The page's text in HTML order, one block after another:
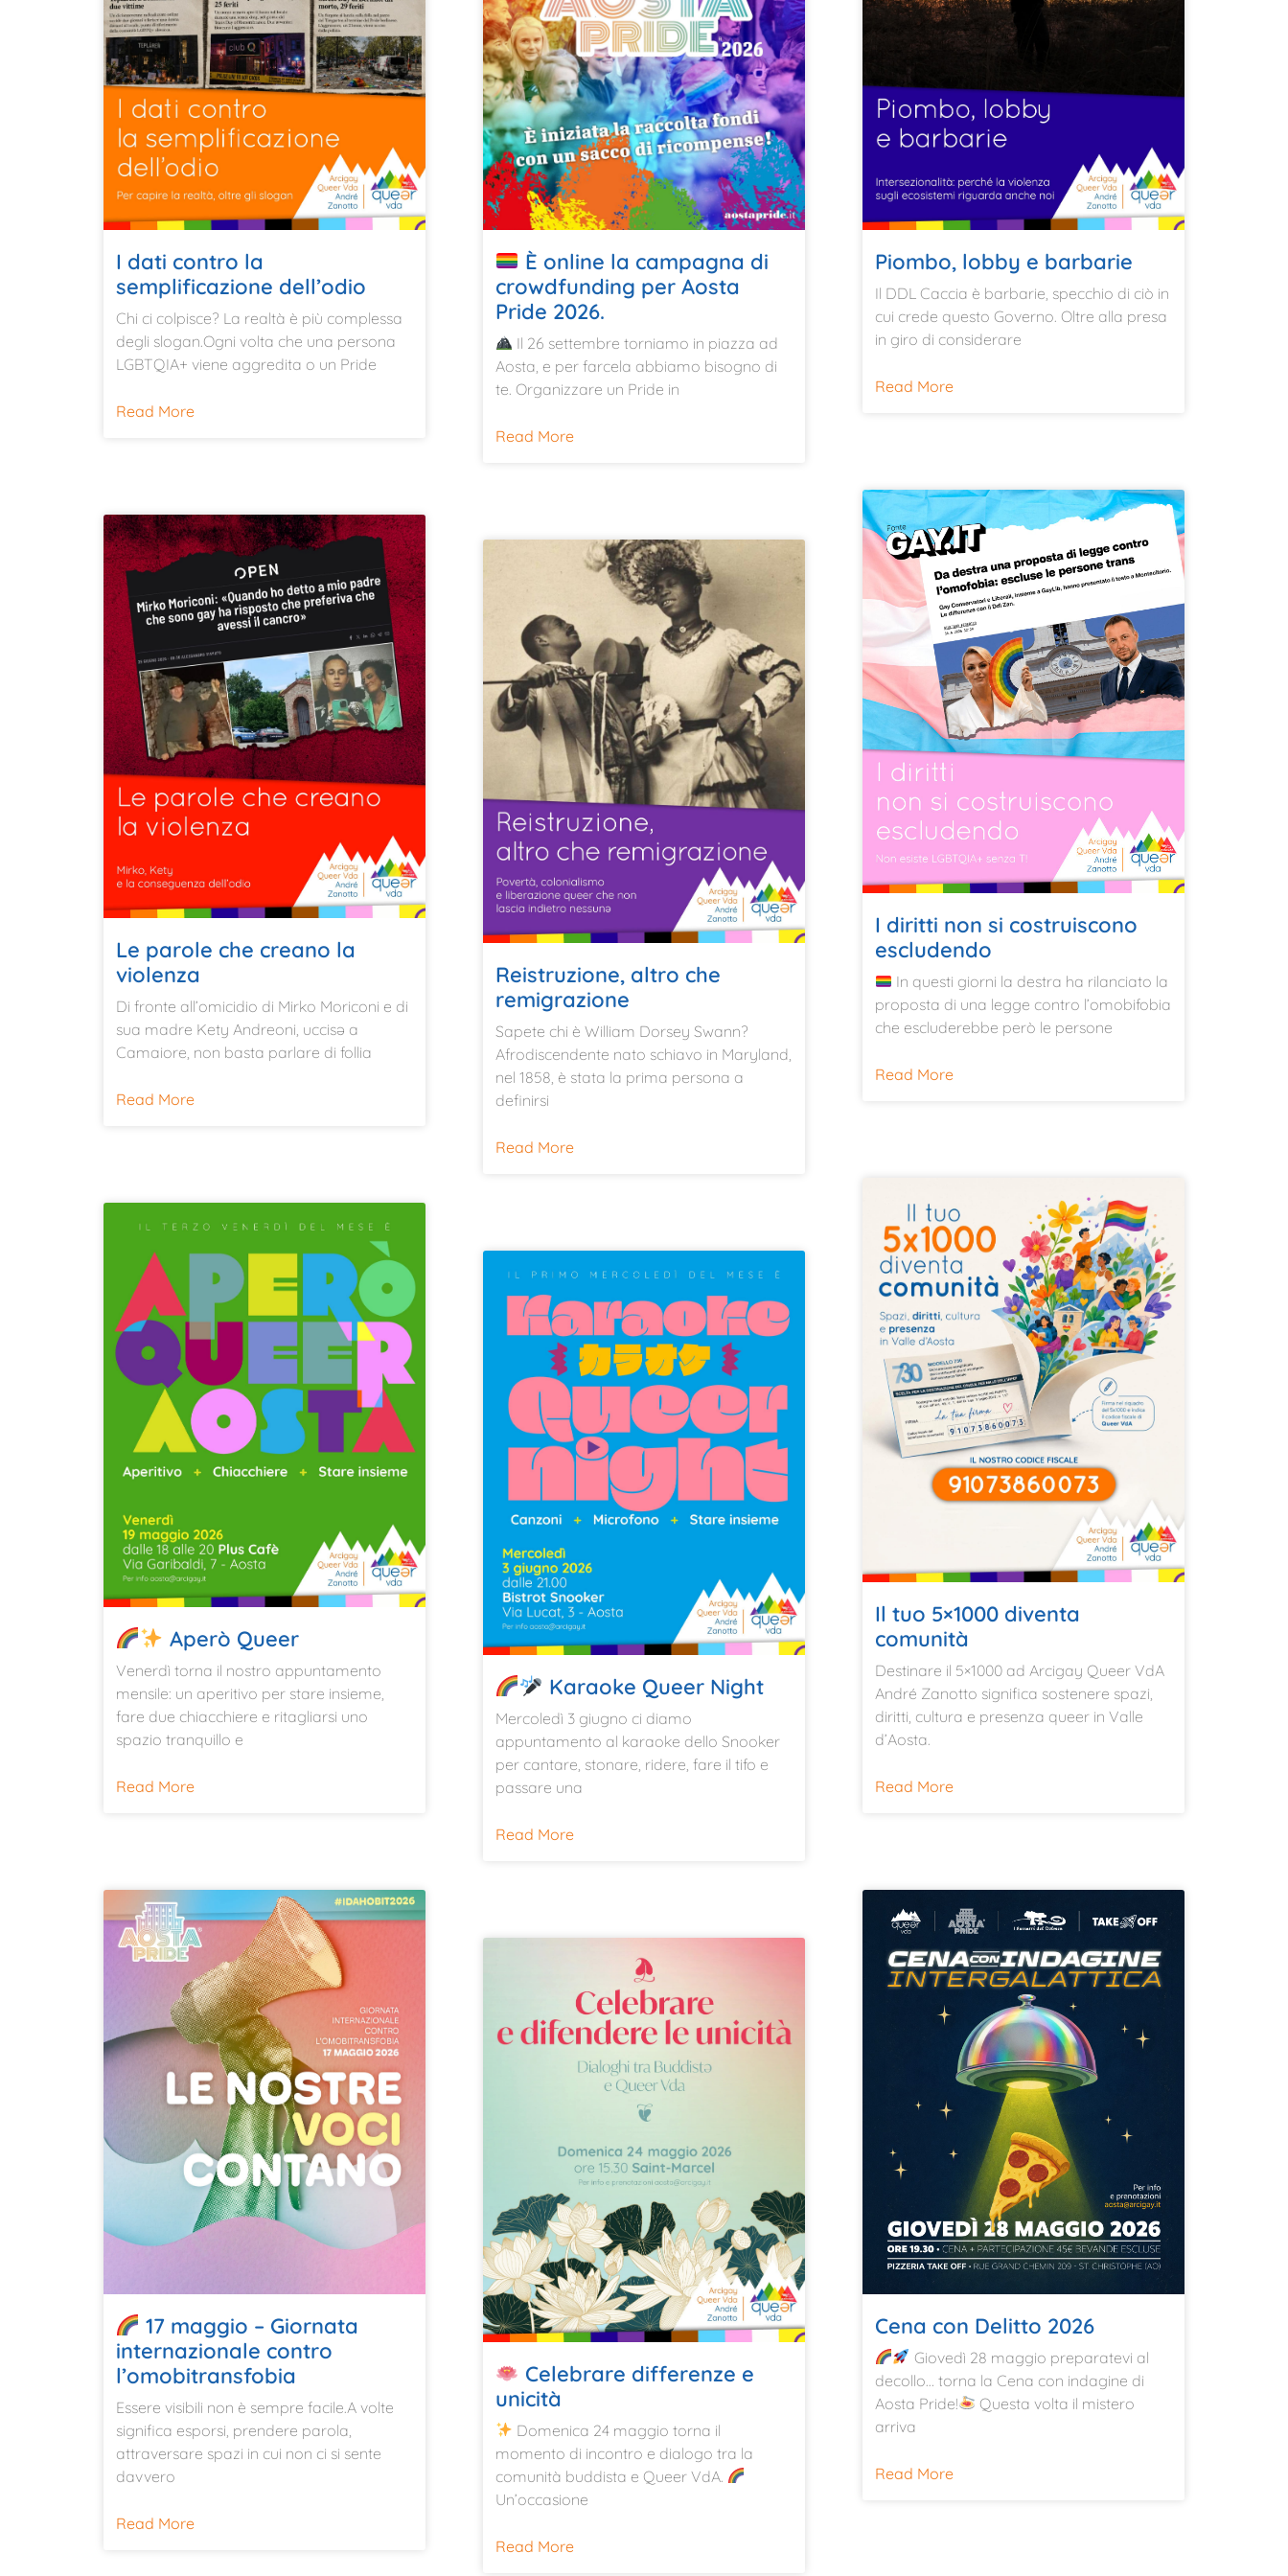
I dati contro la
semplificazione dell’odio
Chi ci colpisce? La realtà è più complessa
degli slogan.Ogni volta che una persona
LGBTQIA+ viene aggredita o un Pride
Read More
È online la campagna di
crowdfunding per Aosta
Pride 2026.
Il 26 settembre torniamo in piazza ad
Aosta, e per farcela abbiamo bisogno di
te. Organizzare un Pride in
Read More
Piombo, lobby e barbarie
Il DDL Caccia è barbarie, specchio di ciò in
cui crede questo Governo. Oltre alla presa
in giro di considerare
Read More
Le parole che creano la
violenza
Di fronte all’omicidio di Mirko Moriconi e di
sua madre Kety Andreoni, uccisə a
Camaiore, non basta parlare di follia
Read More
Reistruzione, altro che
remigrazione
Sapete chi è William Dorsey Swann?
Afrodiscendente nato schiavo in Maryland,
nel 1858, è stata la prima persona a
definirsi
Read More
I diritti non si costruiscono
escludendo
In questi giorni la destra ha rilanciato la
proposta di una legge contro l’omobifobia
che escluderebbe però le persone
Read More
Aperò Queer
Venerdì torna il nostro appuntamento
mensile: un aperitivo per stare insieme,
fare due chiacchiere e ritagliarsi uno
spazio tranquillo e
Read More
Karaoke Queer Night
Mercoledì 3 giugno ci diamo
appuntamento al karaoke dello Snooker
per cantare, stonare, ridere, fare il tifo e
passare una
Read More
Il tuo 5×1000 diventa
comunità
Destinare il 5×1000 ad Arcigay Queer VdA
André Zanotto significa sostenere spazi,
diritti, cultura e presenza queer in Valle
d’Aosta.
Read More
17 maggio – Giornata
internazionale contro
l’omobitransfobia
Essere visibili non è sempre facile.A volte
significa esporsi, prendere parola,
attraversare spazi in cui non ci si sente
davvero
Read More
Celebrare differenze e
unicità
Domenica 24 maggio torna il
momento di incontro e dialogo tra la
comunità buddista e Queer VdA.
Un’occasione
Read More
Cena con Delitto 2026
Giovedì 28 maggio preparatevi al
decollo… torna la Cena con indagine di
Aosta Pride!
Questa volta il mistero
arriva
Read More